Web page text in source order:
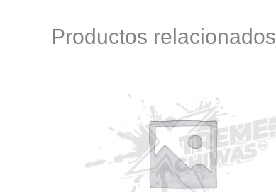
Productos relacionados